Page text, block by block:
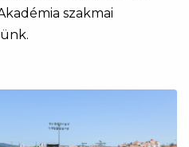
szakmai